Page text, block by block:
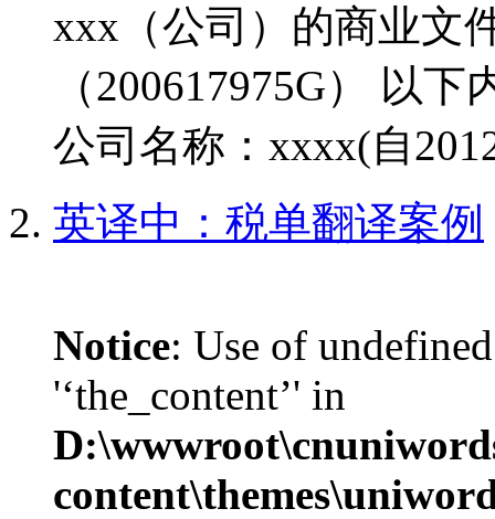
xxx（公司）的商业文
（200617975G） 以
公司名称：xxxx(自
英译中：税单翻译案例
Notice: Use of
'‘the_content’' in